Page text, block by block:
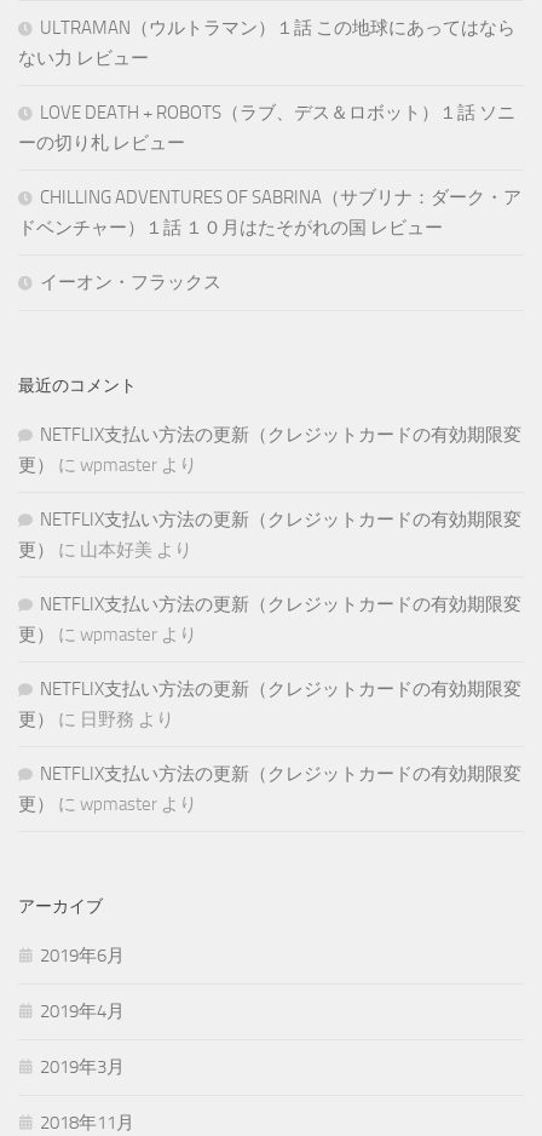
ULTRAMAN（ウルトラマン）１話 この地球にあってはなら
ない力 レビュー
LOVE DEATH + ROBOTS（ラブ、デス＆ロボット）１話 ソニ
ーの切り札 レビュー
CHILLING ADVENTURES OF SABRINA（サブリナ：ダーク・ア
ドベンチャー）１話 １０月はたそがれの国 レビュー
イーオン・フラックス
最近のコメント
NETFLIX支払い方法の更新（クレジットカードの有効期限変
更）
に wpmaster より
NETFLIX支払い方法の更新（クレジットカードの有効期限変
更）
に 山本好美 より
NETFLIX支払い方法の更新（クレジットカードの有効期限変
更）
に wpmaster より
NETFLIX支払い方法の更新（クレジットカードの有効期限変
更）
に 日野務 より
NETFLIX支払い方法の更新（クレジットカードの有効期限変
更）
に wpmaster より
アーカイブ
2019年6月
2019年4月
2019年3月
2018年11月